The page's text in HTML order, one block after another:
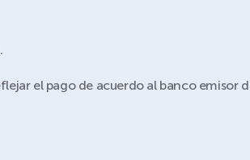
el pago de acuerdo al banco emisor